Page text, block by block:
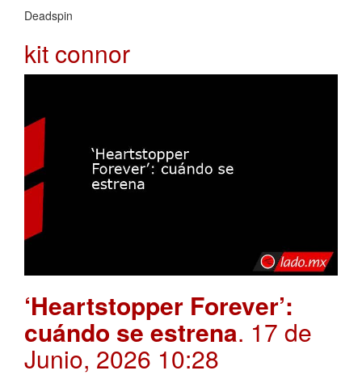
Deadspin
kit connor
‘Heartstopper Forever’:
cuándo se estrena. 17 de
Junio, 2026 10:28